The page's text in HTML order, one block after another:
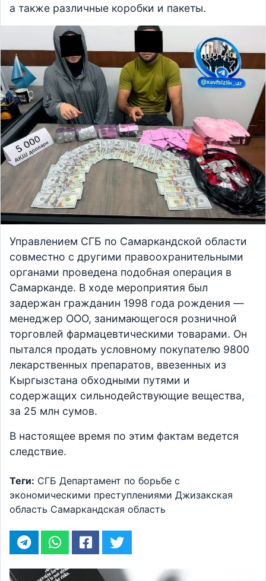
а также различные коробки и пакеты.
Управлением СГБ по Самаркандской области
совместно с другими правоохранительными
органами проведена подобная операция в
Самарканде. В ходе мероприятия был
задержан гражданин 1998 года рождения —
менеджер ООО, занимающегося розничной
торговлей фармацевтическими товарами. Он
пытался продать условному покупателю 9800
лекарственных препаратов, ввезенных из
Кыргызстана обходными путями и
содержащих сильнодействующие вещества,
за 25 млн сумов.
В настоящее время по этим фактам ведется
следствие.
Теги: СГБ Департамент по борьбе с
экономическими преступлениями Джизакская
область Самаркандская область